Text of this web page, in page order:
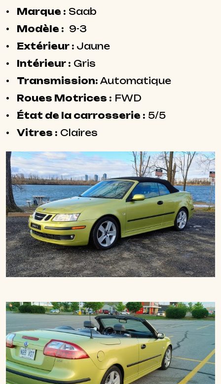
Marque : Saab
Modèle : 9-3
Extérieur : Jaune
Intérieur : Gris
Transmission: Automatique
Roues Motrices : FWD
État de la carrosserie : 5/5
Vitres : Claires